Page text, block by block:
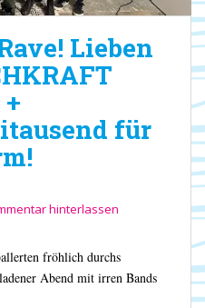
Lieben
für
hinterlassen
fröhlich durchs
Abend mit irren Bands